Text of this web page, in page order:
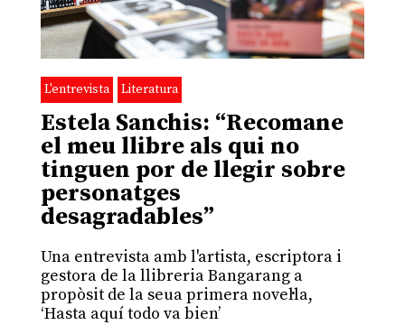
L'entrevista Literatura
Estela Sanchis: “Recomane
el meu llibre als qui no
tinguen por de llegir sobre
personatges
desagradables”
Una entrevista amb l'artista, escriptora i
gestora de la llibreria Bangarang a
propòsit de la seua primera novel·la,
‘Hasta aquí todo va bien’